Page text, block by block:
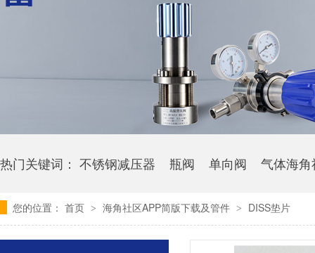
热门关键词： 不锈钢减压器 瓶阀 单向阀 气体海
您的位置： 首页 > 海角社区APP简版下载及管件 > DISS垫片